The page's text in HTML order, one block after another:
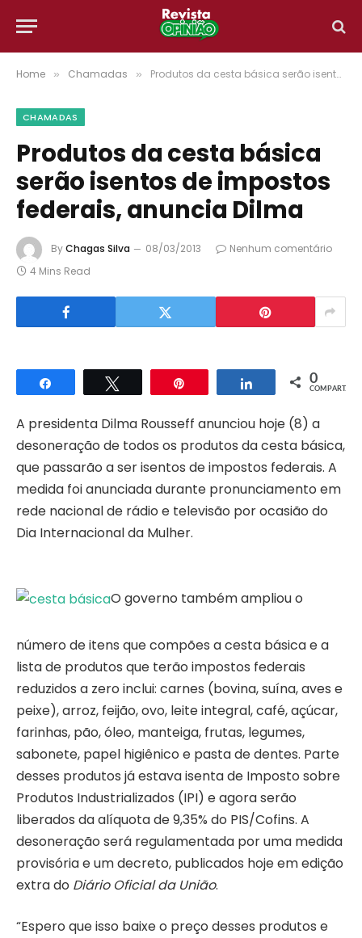
Home » Chamadas » Produtos da cesta básica serão isentos de impostos federais, anuncia Dilma
CHAMADAS
Produtos da cesta básica
serão isentos de impostos
federais, anuncia Dilma
ByChagas Silva 08/03/2013
Nenhum comentário
4 Mins Read
Compartilhar Compartilhar
0
COMPART.
A presidenta Dilma Rousseff anunciou hoje (8) a
desoneração de todos os produtos da cesta básica,
que passarão a ser isentos de impostos federais. A
medida foi anunciada durante pronunciamento em
rede nacional de rádio e televisão por ocasião do
Dia Internacional da Mulher.
O governo também ampliou o
número de itens que compões a cesta básica e a
lista de produtos que terão impostos federais
reduzidos a zero inclui: carnes (bovina, suína, aves e
peixe), arroz, feijão, ovo, leite integral, café, açúcar,
farinhas, pão, óleo, manteiga, frutas, legumes,
sabonete, papel higiênico e pasta de dentes. Parte
desses produtos já estava isenta de Imposto sobre
Produtos Industrializados (IPI) e agora serão
liberados da alíquota de 9,35% do PIS/Cofins. A
desoneração será regulamentada por uma medida
provisória e um decreto, publicados hoje em edição
extra do Diário Oficial da União.
“Espero que isso baixe o preço desses produtos e